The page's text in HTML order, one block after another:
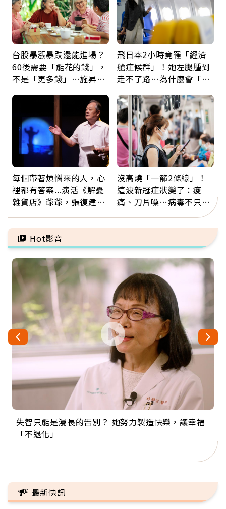
台股暴漲暴跌還能進場？
60後需要「能花的錢」，
不是「更多錢」…施昇
飛日本2小時竟罹「經濟
艙症候群」！她左腿腫到
走不了路…為什麼會「靜
注意
每個帶著煩惱來的人，心
裡都有答案...演活《解憂
雜貨店》爺爺，張復建：
善待自己
沒高燒「一篩2條線」！
這波新冠症狀變了：痠
痛、刀片嗓…病毒不只攻
肺，三高族恐引發全身血
管發炎
Hot影音
失智只能是漫長的告別？ 她努力製造快樂，讓幸福
「不退化」
來自剛果的巧克力神父 為台灣奉獻36年 「台灣是我
的家，我連作夢都講台語！」
63歲卸矽谷副總、搬回台灣找快樂！「蛋黃哥小
丑」走進安養院，逗樂上萬爺奶：退休後才開始真
104歲打破金氏世界紀錄 成為全球最年長羽球選
手，分享長壽的秘密原來是「這個」
事業巔峰他選擇追夢…黑手阿伯拉小提琴還登上小
巨蛋！連CNN都大讚！
最新快訊